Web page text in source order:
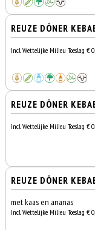
REUZE DÖNER
Incl. Wettelijke Milieu Toeslag €
REUZE DÖNER
Incl. Wettelijke Milieu Toeslag €
REUZE DÖNER
met kaas en ananas
Incl. Wettelijke Milieu Toeslag €